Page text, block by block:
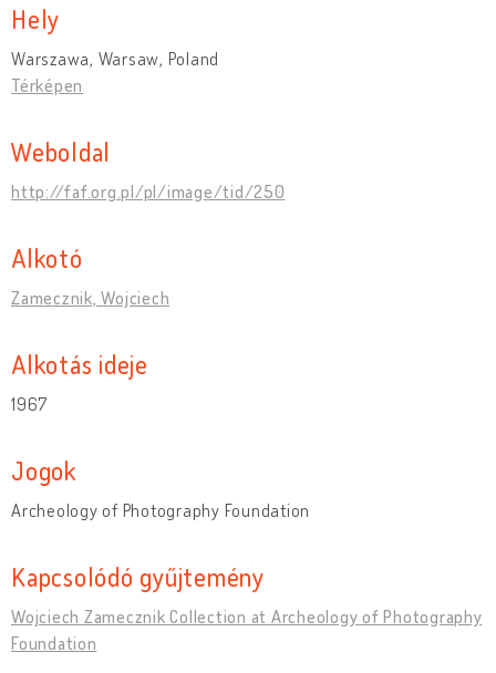
Hely
Warszawa, Warsaw, Poland
Térképen
Weboldal
http://faf.org.pl/pl/image/tid/250
Alkotó
Zamecznik, Wojciech
Alkotás ideje
1967
Jogok
Archeology of Photography Foundation
Kapcsolódó gyűjtemény
Wojciech Zamecznik Collection at Archeology of Photography
Foundation